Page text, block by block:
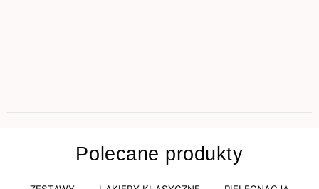
Polecane produkty